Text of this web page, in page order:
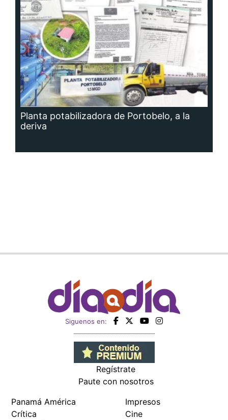
Planta potabilizadora de Portobelo, a la
deriva
Siguenos en:
Regístrate
Paute con nosotros
Panamá América
Crítica
Impresos
Cine